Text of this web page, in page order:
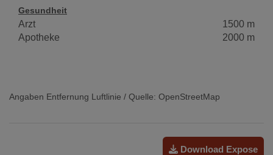
Gesundheit
Arzt
1500 m
Apotheke
2000 m
Angaben Entfernung Luftlinie / Quelle: OpenStreetMap
Download Expose